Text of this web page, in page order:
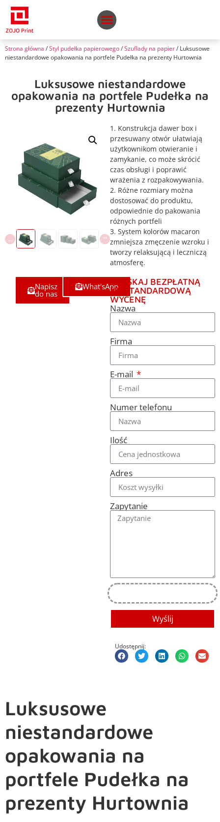
Strona główna /Styl pudełka papierowego/Szuflady na papier/ Luksusowe
niestandardowe opakowania na portfele Pudełka na prezenty Hurtownia
Luksusowe niestandardowe
opakowania na portfele Pudełka na
prezenty Hurtownia
Napisz
do nas
What'sApp
1. Konstrukcja dawer box i
przesuwany otwór ułatwiają
użytkownikom otwieranie i
zamykanie, co może skrócić
czas obsługi i poprawić
wrażenia z rozpakowywania.
2. Różne rozmiary można
dostosować do produktu,
odpowiednie do pakowania
różnych portfeli
3. System kolorów macaron
zmniejsza zmęczenie wzroku i
tworzy relaksującą i leczniczą
atmosferę.
UZYSKAJ BEZPŁATNĄ
NIESTANDARDOWĄ
WYCENĘ
Nazwa
Firma
E-mail
Numer telefonu
Ilość
Adres
Zapytanie
Wyślij
Udostępnij:
Luksusowe
niestandardowe
opakowania na
portfele Pudełka na
prezenty Hurtownia